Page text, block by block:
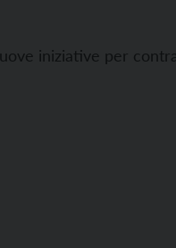
iniziative per